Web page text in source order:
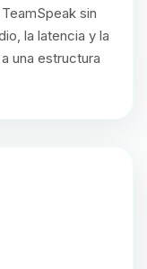
sin
la latencia y la
una estructura